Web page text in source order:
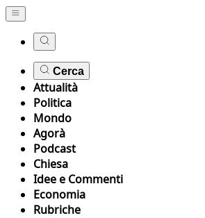
Cerca
Attualità
Politica
Mondo
Agorà
Podcast
Chiesa
Idee e Commenti
Economia
Rubriche